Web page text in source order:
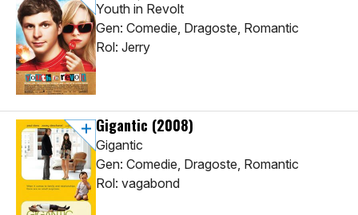
Youth in Revolt
Gen: Comedie, Dragoste, Romantic
Rol: Jerry
Gigantic (2008)
Gigantic
Gen: Comedie, Dragoste, Romantic
Rol: vagabond